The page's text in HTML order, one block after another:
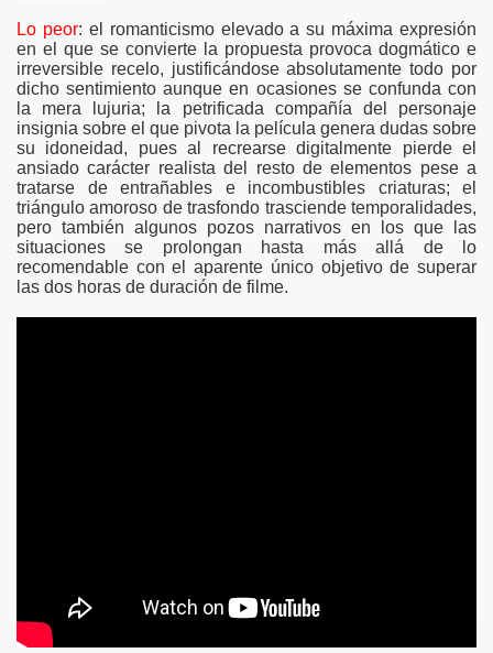
Lo peor: el romanticismo elevado a su máxima expresión
en el que se convierte la propuesta provoca dogmático e
irreversible recelo, justificándose absolutamente todo por
dicho sentimiento aunque en ocasiones se confunda con
la mera lujuria; la petrificada compañía del personaje
insignia sobre el que pivota la película genera dudas sobre
su idoneidad, pues al recrearse digitalmente pierde el
ansiado carácter realista del resto de elementos pese a
tratarse de entrañables e incombustibles criaturas; el
triángulo amoroso de trasfondo trasciende temporalidades,
pero también algunos pozos narrativos en los que las
situaciones se prolongan hasta más allá de lo
recomendable con el aparente único objetivo de superar
las dos horas de duración de filme.